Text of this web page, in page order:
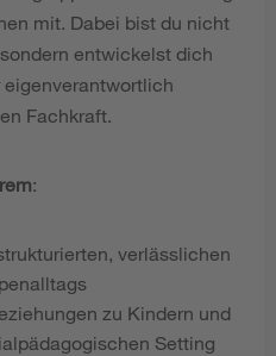
mit. Dabei bist du nicht
entwickelst dich
Fachkraft.
:
verlässlichen
zu Kindern und
Setting